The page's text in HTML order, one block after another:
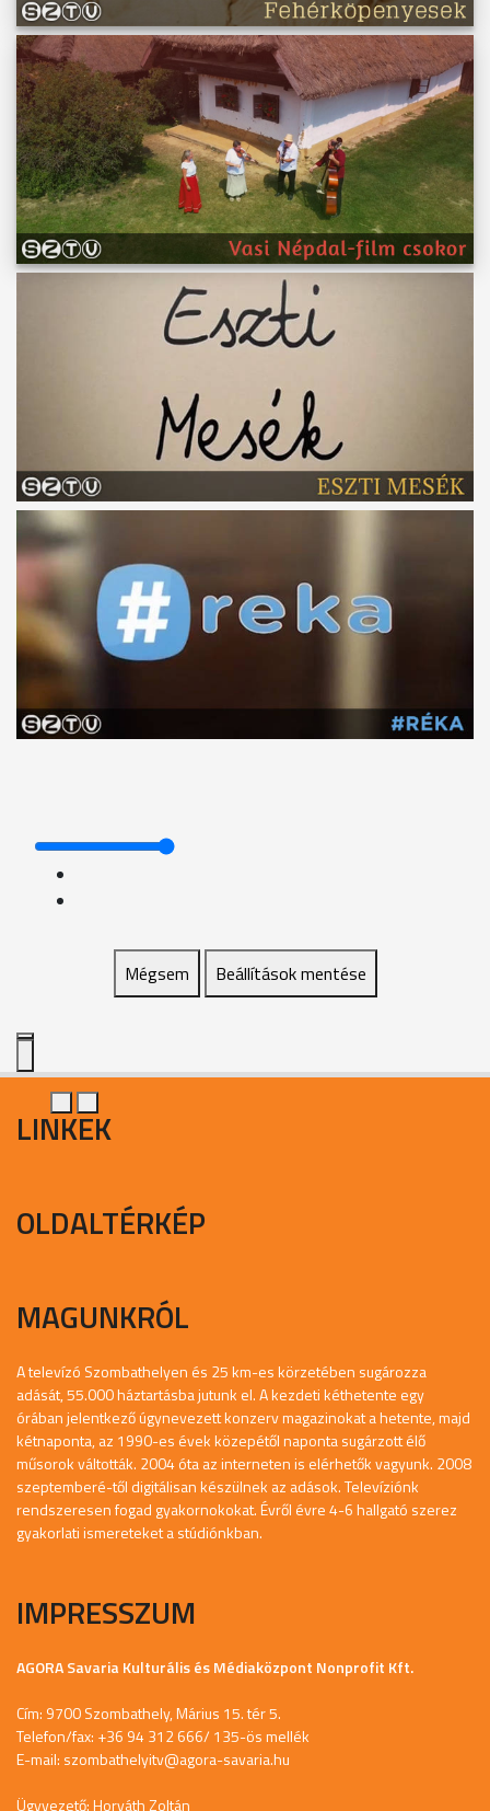
Mégsem Beállítások mentése
LINKEK
OLDALTÉRKÉP
MAGUNKRÓL
A televízó Szombathelyen és 25 km-es körzetében sugározza
adását, 55.000 háztartásba jutunk el. A kezdeti kéthetente egy
órában jelentkező úgynevezett konzerv magazinokat a hetente, majd
kétnaponta, az 1990-es évek közepétől naponta sugárzott élő
műsorok váltották. 2004 óta az interneten is elérhetők vagyunk. 2008
szeptemberé-től digitálisan készülnek az adások. Televíziónk
rendszeresen fogad gyakornokokat. Évről évre 4-6 hallgató szerez
gyakorlati ismereteket a stúdiónkban.
IMPRESSZUM
AGORA Savaria Kulturális és Médiaközpont Nonprofit Kft.
Cím: 9700 Szombathely, Márius 15. tér 5.
Telefon/fax: +36 94 312 666/ 135-ös mellék
E-mail: szombathelyitv@agora-savaria.hu
Ügyvezető: Horváth Zoltán